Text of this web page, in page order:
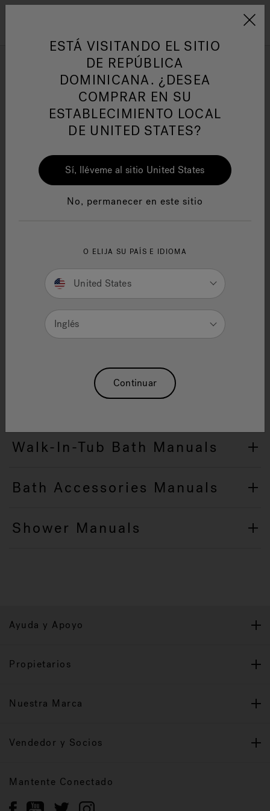
Jacuzzi&reg; Latin
Responsabilidad Social
HIDROMASAJE
Manuales y Guías del Usuario
Owner's Manuals
Manuals/Installation Instructions.
Bath Manuals
Walk-In-Tub Bath Manuals
Bath Accessories Manuals
Shower Manuals
Ayuda y Apoyo
Propietarios
Nuestra Marca
Vendedor y Socios
Mantente Conectado
ESTÁ VISITANDO EL SITIO
DE REPÚBLICA
DOMINICANA. ¿DESEA
COMPRAR EN SU
ESTABLECIMIENTO LOCAL
DE UNITED STATES?
Sí, lléveme al sitio United States
No, permanecer en este sitio
O ELIJA SU PAÍS E IDIOMA
United States
Inglés
Continuar